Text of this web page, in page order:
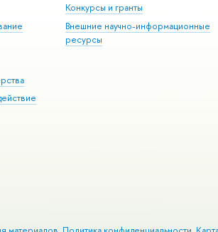
Конкурсы и гранты
Внешние научно-информационные
ресурсы